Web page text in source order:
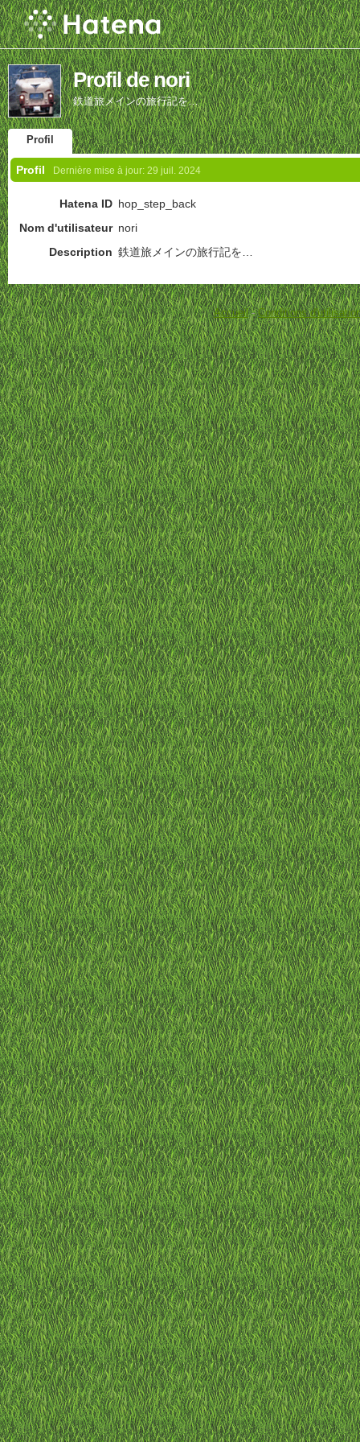
Profil de nori
鉄道旅メインの旅行記を…
Profil
Profil Dernière mise à jour: 29 juil. 2024
Hatena ID hop_step_back
Nom d'utilisateur nori
Description 鉄道旅メインの旅行記を…
Accueil-Conditions